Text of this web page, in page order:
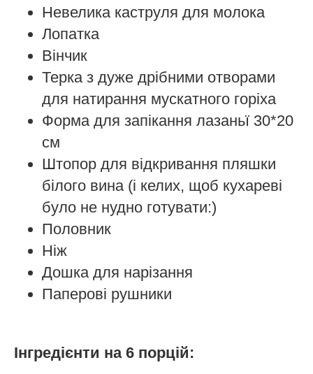
Невелика каструля для молока
Лопатка
Вінчик
Терка з дуже дрібними отворами
для натирання мускатного горіха
Форма для запікання лазаньї 30*20
см
Штопор для відкривання пляшки
білого вина (і келих, щоб кухареві
було не нудно готувати:)
Половник
Ніж
Дошка для нарізання
Паперові рушники
Інгредієнти на 6 порцій: